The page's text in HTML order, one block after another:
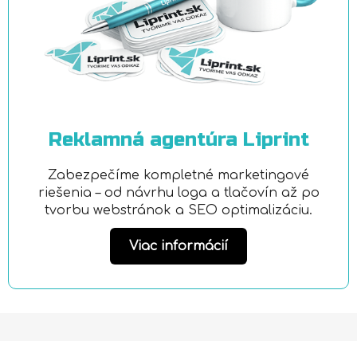
Reklamná agentúra Liprint
Zabezpečíme kompletné marketingové
riešenia – od návrhu loga a tlačovín až po
tvorbu webstránok a SEO optimalizáciu.
Viac informácií